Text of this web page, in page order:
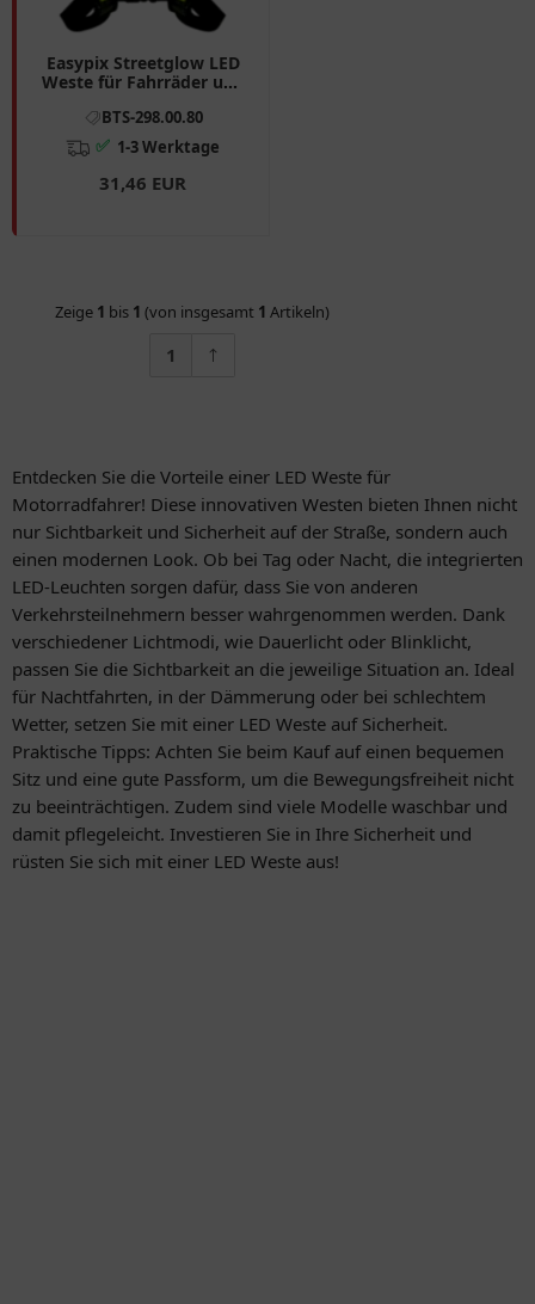
Easypix Streetglow LED
Weste für Fahrräder und
BTS-298.00.80
✅ 1-3 Werktage
31,46 EUR
Zeige 1 bis 1 (von insgesamt 1 Artikeln)
1
Entdecken Sie die Vorteile einer LED Weste für
Motorradfahrer! Diese innovativen Westen bieten Ihnen nicht
nur Sichtbarkeit und Sicherheit auf der Straße, sondern auch
einen modernen Look. Ob bei Tag oder Nacht, die integrierten
LED-Leuchten sorgen dafür, dass Sie von anderen
Verkehrsteilnehmern besser wahrgenommen werden. Dank
verschiedener Lichtmodi, wie Dauerlicht oder Blinklicht,
passen Sie die Sichtbarkeit an die jeweilige Situation an. Ideal
für Nachtfahrten, in der Dämmerung oder bei schlechtem
Wetter, setzen Sie mit einer LED Weste auf Sicherheit.
Praktische Tipps: Achten Sie beim Kauf auf einen bequemen
Sitz und eine gute Passform, um die Bewegungsfreiheit nicht
zu beeinträchtigen. Zudem sind viele Modelle waschbar und
damit pflegeleicht. Investieren Sie in Ihre Sicherheit und
rüsten Sie sich mit einer LED Weste aus!